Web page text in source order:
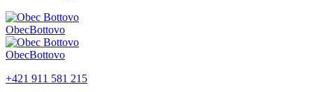
ObecBottovo
ObecBottovo
+421 911 581 215